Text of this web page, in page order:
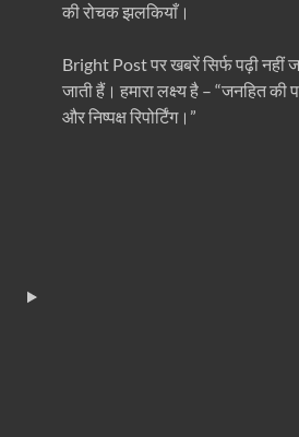
की रोचक झलकियाँ।
Bright Post पर खबरें सिर्फ पढ़ी नहीं
जाती हैं। हमारा लक्ष्य है – “जनहित की
और निष्पक्ष रिपोर्टिंग।”